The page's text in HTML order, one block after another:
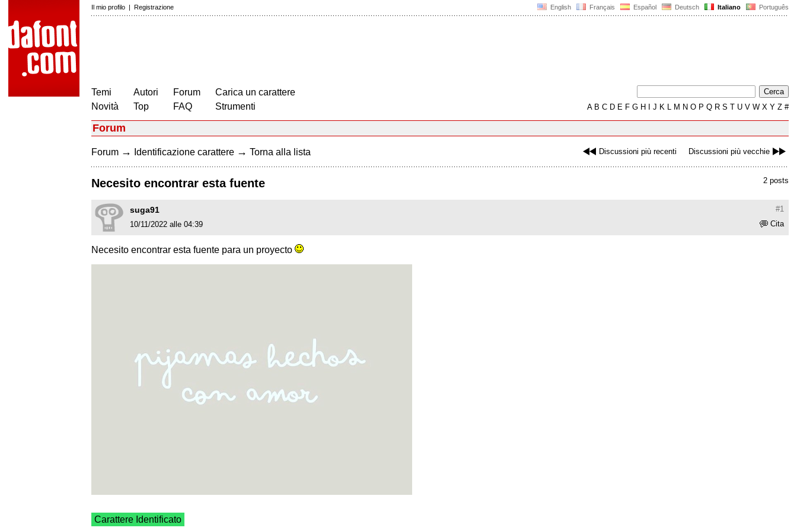
English Français Español Deutsch Italiano Português
Il mio profilo | Registrazione
Temi
Novità
Autori
Top
Forum
FAQ
Carica un carattere
Strumenti
AB C D E F G H J K L M N O P Q R S T U V W X Y Z #
Forum
Discussioni più recenti Discussioni più vecchie
Forum → Identificazione carattere → Torna alla lista
2 posts
Necesito encontrar esta fuente
#1
suga91
Cita
10/11/2022 alle 04:39
Necesito encontrar esta fuente para un proyecto
Carattere Identificato